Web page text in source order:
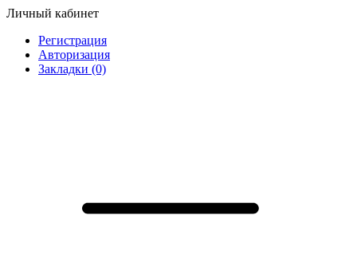
Личный кабинет
Регистрация
Авторизация
Закладки (0)